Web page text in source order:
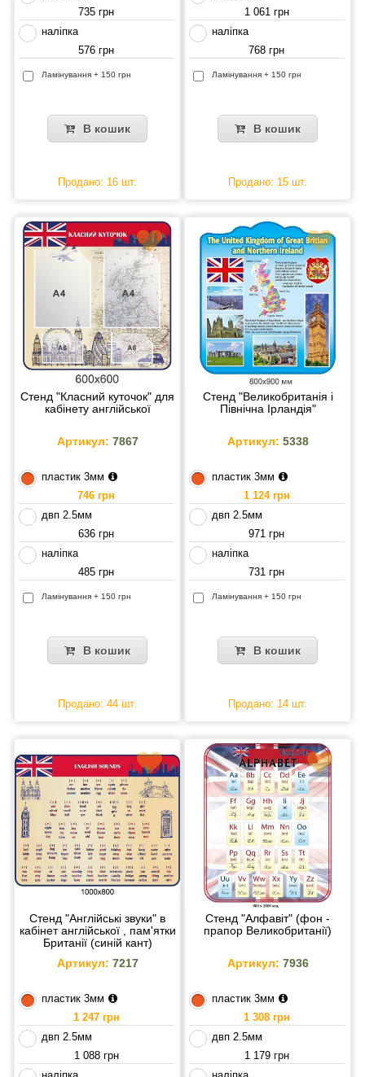
735 грн
наліпка
576 грн
Ламінування + 150 грн
В кошик
Продано: 16 шт.
1 061 грн
наліпка
768 грн
Ламінування + 150 грн
В кошик
Продано: 15 шт.
Стенд "Класний куточок" для
кабінету англійської
Артикул: 7867
пластик 3мм
746 грн
двп 2.5мм
636 грн
наліпка
485 грн
Ламінування + 150 грн
В кошик
Продано: 44 шт.
Стенд "Великобританія і
Північна Ірландія"
Артикул: 5338
пластик 3мм
1 124 грн
двп 2.5мм
971 грн
наліпка
731 грн
Ламінування + 150 грн
В кошик
Продано: 14 шт.
Стенд "Англійські звуки" в
кабінет англійської , пам'ятки
Британії (синій кант)
Артикул: 7217
пластик 3мм
1 247 грн
двп 2.5мм
1 088 грн
Стенд "Алфавіт" (фон -
прапор Великобританії)
Артикул: 7936
пластик 3мм
1 308 грн
двп 2.5мм
1 179 грн